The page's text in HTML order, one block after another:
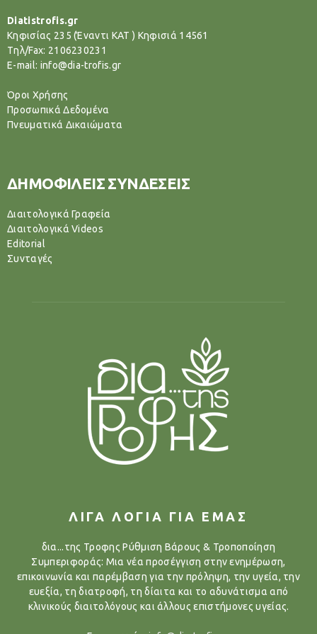
Diatistrofis.gr
Κηφισίας 235 (Έναντι ΚΑΤ ) Κηφισιά 14561
Tηλ/Fax: 2106230231
E-mail: info@dia-trofis.gr
Όροι Χρήσης
Προσωπικά Δεδομένα
Πνευματικά Δικαιώματα
ΔΗΜΟΦΙΛΕΙΣ ΣΥΝΔΕΣΕΙΣ
Διαιτολογικά Γραφεία
Διαιτολογικά Videos
Editorial
Συνταγές
ΛΙΓΑ ΛΟΓΙΑ ΓΙΑ ΕΜΑΣ
δια...της Τροφης Ρύθμιση Βάρους & Τροποποίηση
Συμπεριφοράς: Μια νέα προσέγγιση στην ενημέρωση,
επικοινωνία και παρέμβαση για την πρόληψη, την υγεία, την
ευεξία, τη διατροφή, τη δίαιτα και το αδυνάτισμα από
κλινικούς διαιτολόγους και άλλους επιστήμονες υγείας.